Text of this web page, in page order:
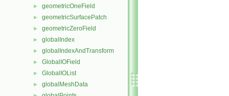
► geometricOneField
► geometricSurfacePatch
► geometricZeroField
► globalIndex
► globalIndexAndTransform
► GlobalIOField
► GlobalIOList
► globalMeshData